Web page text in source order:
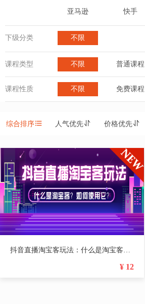
亚马逊 快手
下级分类 不限
课程类型 不限 普通课程
课程性质 不限 免费课程
综合排序 人气优先 价格优先
¥ 12